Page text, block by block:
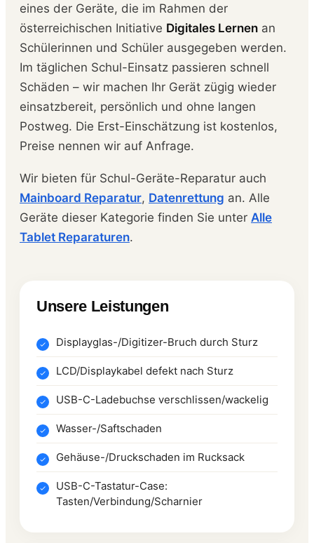
eines der Geräte, die im Rahmen der
österreichischen Initiative Digitales Lernen an
Schülerinnen und Schüler ausgegeben werden.
Im täglichen Schul-Einsatz passieren schnell
Schäden – wir machen Ihr Gerät zügig wieder
einsatzbereit, persönlich und ohne langen
Postweg. Die Erst-Einschätzung ist kostenlos,
Preise nennen wir auf Anfrage.
Wir bieten für Schul-Geräte-Reparatur auch
Mainboard Reparatur, Datenrettung an. Alle
Geräte dieser Kategorie finden Sie unter Alle
Tablet Reparaturen.
Unsere Leistungen
Displayglas-/Digitizer-Bruch durch Sturz
LCD/Displaykabel defekt nach Sturz
USB-C-Ladebuchse verschlissen/wackelig
Wasser-/Saftschaden
Gehäuse-/Druckschaden im Rucksack
USB-C-Tastatur-Case:
Tasten/Verbindung/Scharnier